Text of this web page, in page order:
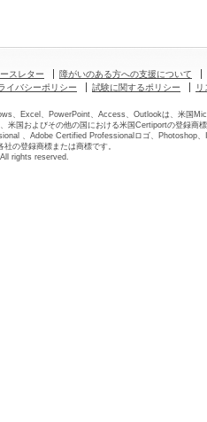
スレター
障がいのある方への支援について
イバシーポリシー 試験に関するポリシー
、Excel、PowerPoint、Access、Outlookは、米国
国およびその他の国における米国Certiportの登録商
、Adobe Certified Professionalロゴ、Photoshop
の登録商標または商標です。
rights reserved.